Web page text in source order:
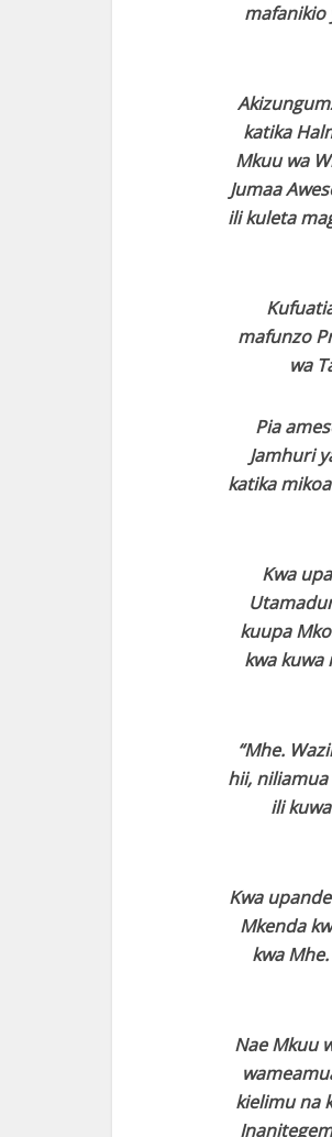
mafanikio
katika
Mkuu wa
Jumaa
ili kuleta
mafunzo
wa
Pia
Jamhuri
katika
Kwa
kuupa
kwa
“Mhe.
hii,
ili
Kwa
Mkenda
kwa
Nae Mkuu
kielimu na